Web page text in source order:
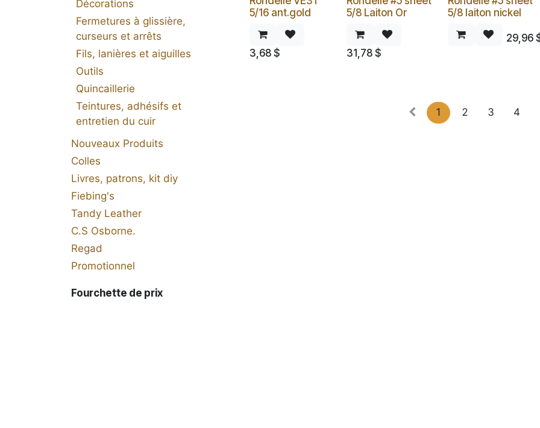
Décorations
Fermetures à glissière,
curseurs et arrêts
Fils, lanières et aiguilles
Outils
Quincaillerie
Teintures, adhésifs et
entretien du cuir
Nouveaux Produits
Colles
Livres, patrons, kit diy
Fiebing's
Tandy Leather
C.S Osborne.
Regad
Promotionnel
Fourchette de prix
5/16 ant.gold
3,68 $
5/8 Laiton Or
31,78 $
5/8 laiton nickel
29,96
1 2 3 4